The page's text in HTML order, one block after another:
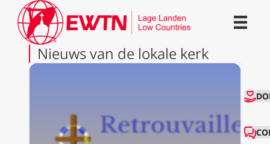
Nieuws van de lokale kerk